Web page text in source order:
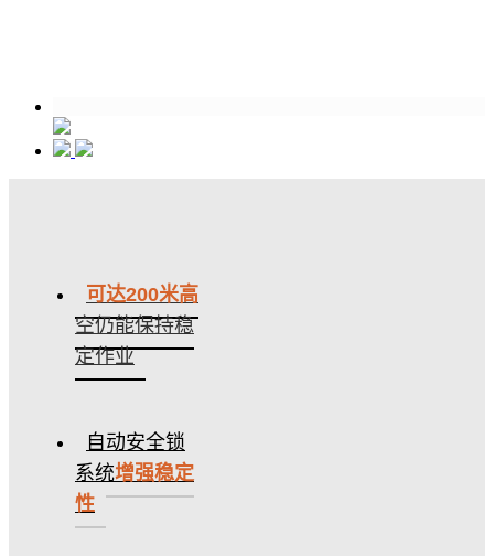
可达200米高
空仍能保持稳
定作业
自动安全锁
系统增强稳定
性